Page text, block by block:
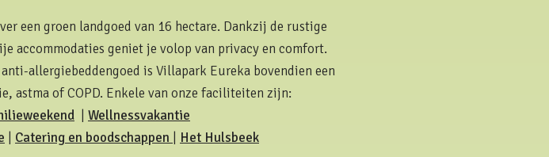
een groen landgoed van 16 hectare. Dankzij de rustige
accommodaties geniet je volop van privacy en comfort.
allergiebeddengoed is Villapark Eureka bovendien een
astma of COPD. Enkele van onze faciliteiten zijn:
Wellnessvakantie
Catering en boodschappen Het Hulsbeek